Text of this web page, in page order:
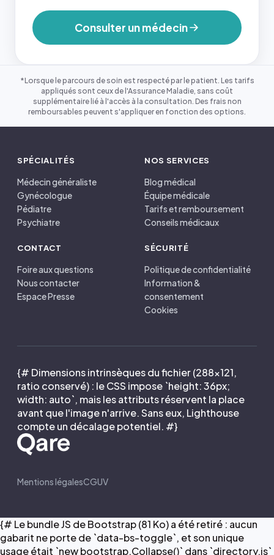
Consulter un médecin
*Lorsque le parcours de soin est respecté par le patient. Les tarifs
appliqués sont ceux de l'Assurance Maladie, sans coût
supplémentaire lié à l'accès à la consultation. Des frais non
remboursables peuvent s'appliquer en fonction des options.
SPÉCIALITÉS
Médecin généraliste
Gynécologue
Pédiatre
Psychiatre
NOS SERVICES
Blog médical
Équipe médicale
Tarifs et remboursement
Conseils médicaux
CONTACT
Foire aux questions
Nous contacter
Espace Presse
SÉCURITÉ
Politique de confidentialité
Information &
consentement
Cookies
{# Dimensions intrinsèques du fichier (288×121,
ratio conservé) : le CSS impose `height: 36px;
width: auto`, mais les attributs réservent la place
avant que l'image n'arrive. Sans eux, Lighthouse
compte un décalage potentiel. #}
Mentions légalesCGUV
{# Le bundle JS de Bootstrap (81 Ko) a été retiré : aucun
gabarit ne porte de `data-bs-toggle`, et son unique
usage était `new bootstrap.Collapse()` dans `directory.js`